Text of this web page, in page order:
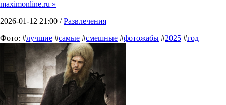
maximonline.ru »
2026-01-12 21:00 /Развлечения
Фото: #лучшие #самые #смешные #фотожабы #2025 #год